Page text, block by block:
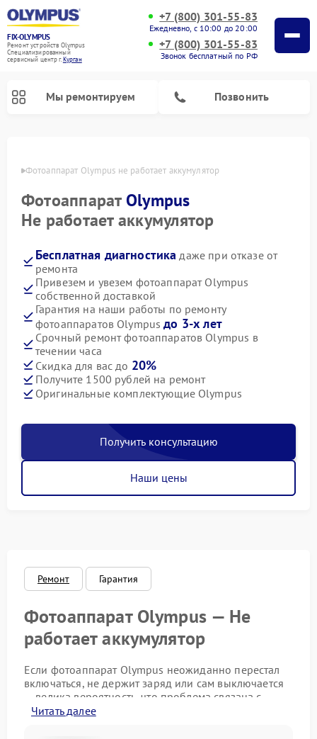
FIX-OLYMPUS
Ремонт устройств Olympus
Специализированный
cервисный центр г.Курган
+7 (800) 301-55-83
Ежедневно, с 10:00 до 20:00
+7 (800) 301-55-83
Звонок бесплатный по РФ
Мы ремонтируем Позвонить
Фотоаппарат Olympus не работает аккумулятор
Фотоаппарат Olympus
Не работает аккумулятор
Бесплатная диагностика даже при отказе от
ремонта
Привезем и увезем фотоаппарат Olympus
собственной доставкой
Гарантия на наши работы по ремонту
фотоаппаратов Olympusдо 3-х лет
Срочный ремонт фотоаппаратов Olympus в
течении часа
Скидка для вас до 20%
Получите 1500 рублей на ремонт
Оригинальные комплектующие Olympus
Получить консультацию
Наши цены
Ремонт Гарантия
Фотоаппарат Olympus — Не
работает аккумулятор
Если фотоаппарат Olympus неожиданно перестал
включаться, не держит заряд или сам выключается
— велика вероятность, что проблема связана с
аккумулятором.
Читать далее